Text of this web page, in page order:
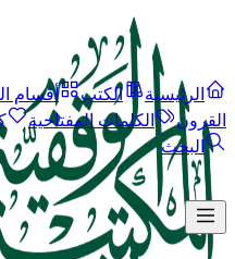
الرئيسية الكتب أقسام
القرون
الكلمات المفتاحية
البحث